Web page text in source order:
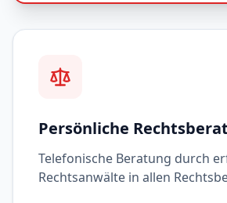
Persönliche
Telefonische Beratung durch
Rechtsanwälte in allen